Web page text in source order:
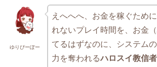
ゆりぴーぽー
えへへへ、お金を稼ぐため
れないプレイ時間を、お金
てるはずなのに、システム
力を奪われるハロスイ教信者